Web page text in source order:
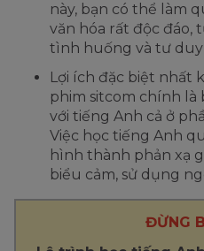
này, bạn có thể làm
văn hóa rất độc đáo,
tình huống và tư
Lợi ích đặc biệt nhất
phim sitcom chính là
với tiếng Anh cả ở
Việc học tiếng Anh
hình thành phản xạ
biểu cảm, sử dụng
ĐỪNG